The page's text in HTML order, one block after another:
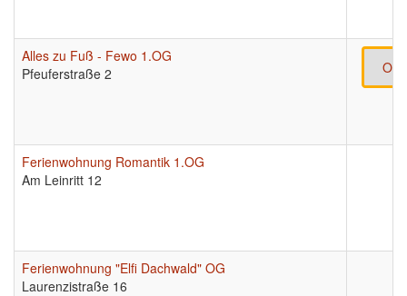
Alles zu Fuß - Fewo 1.OG
Pfeuferstraße 2
Ferienwohnung Romantik 1.OG
Am Leinritt 12
Ferienwohnung "Elfi Dachwald" OG
Laurenzistraße 16